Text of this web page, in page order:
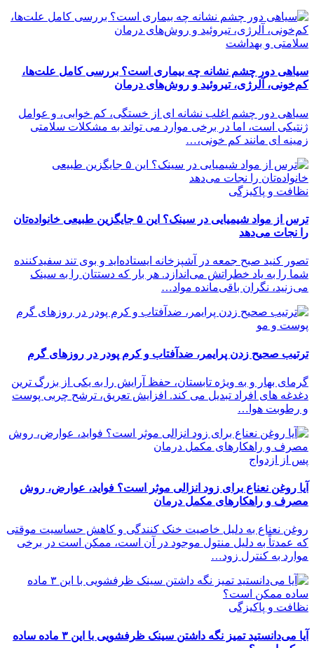
سلامتی و بهداشت
سیاهی دور چشم نشانه چه بیماری است؟ بررسی کامل علت‌ها،
کم‌خونی، آلرژی، تیروئید و روش‌های درمان
سیاهی دور چشم اغلب نشانه ای از خستگی، کم خوابی، و عوامل
ژنتیکی است، اما در برخی موارد می تواند به مشکلات سلامتی
زمینه ای مانند کم خونی،…
نظافت و پاکیزگی
ترس از مواد شیمیایی در سینک؟ این ۵ جایگزین طبیعی خانواده‌تان
را نجات می‌دهد
تصور کنید صبح جمعه در آشپزخانه ایستاده‌اید و بوی تند سفیدکننده
شما را به یاد خطراتش می‌اندازد. هر بار که دستتان را به سینک
می‌زنید، نگران باقی‌مانده مواد…
پوست و مو
ترتیب صحیح زدن پرایمر، ضدآفتاب و کرم پودر در روزهای گرم
گرمای بهار و به ویژه تابستان، حفظ آرایش را به یکی از بزرگ ترین
دغدغه های افراد تبدیل می کند. افزایش تعریق، ترشح چربی پوست
و رطوبت هوا…
پس از ازدواج
آیا روغن نعناع برای زود انزالی موثر است؟ فواید، عوارض، روش
مصرف و راهکارهای مکمل درمان
روغن نعناع به دلیل خاصیت خنک کنندگی و کاهش حساسیت موقتی
که عمدتاً به دلیل منتول موجود در آن است، ممکن است در برخی
موارد به کنترل زود…
نظافت و پاکیزگی
آیا می‌دانستید تمیز نگه داشتن سینک ظرفشویی با این ۳ ماده ساده